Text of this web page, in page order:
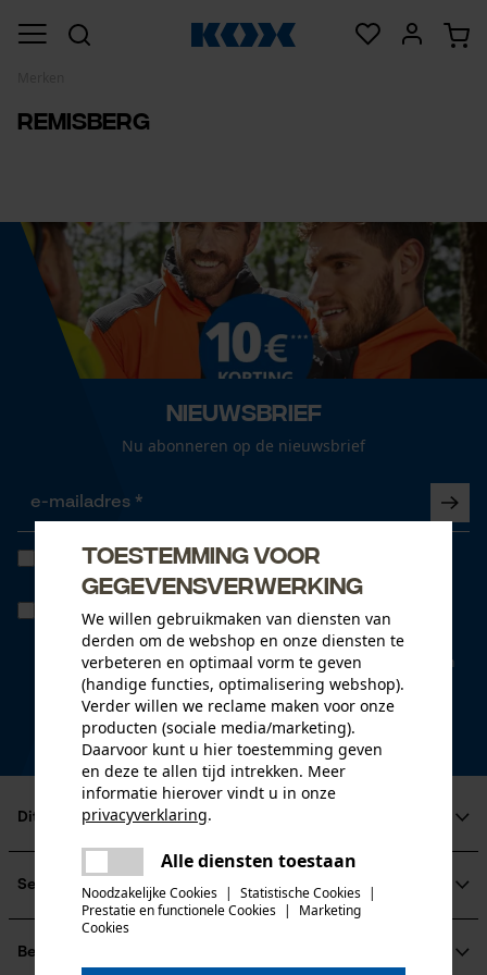
Remisberg
Nieuwsbrief
Nu abonneren op de nieuwsbrief
Ik heb deAlgemene voorwaarden inzake gegevensbescherming
gelezen en ga akkoord. *
Wanneer u instemt met persoonlijke tracking kunnen we u via onze
newsletter individuele aanbiedingen doen. Uw gegevens worden
niet gedeeld met derden. U kunt uw toestemming te allen tijde met
een klik intrekken. Onderaan iedere newsletter vindt u daarvoor een
* velden zijn verplicht
*** Inwisselbaar vanaf een goederenwaarde van 100,- €
Dit is KOX
Maatschappelijke betrokkenheid
raadgever
KOX Harvester
Aanmelding nieuwsbrief
Service
Veel gestelde vragen
KOX catalogus
Betalingswijzen
Toestemming voor
gegevensverwerking
We willen gebruikmaken van diensten van
derden om de webshop en onze diensten te
verbeteren en optimaal vorm te geven
(handige functies, optimalisering webshop).
Verder willen we reclame maken voor onze
producten (sociale media/marketing).
Daarvoor kunt u hier toestemming geven
en deze te allen tijd intrekken. Meer
informatie hierover vindt u in onze
privacyverklaring.
Alle diensten toestaan
Noodzakelijke Cookies | Statistische Cookies |
Prestatie en functionele Cookies |
Marketing
Cookies
Er is een fout opgetreden. Gelieve
het opnieuw te proberen.
delen
mail